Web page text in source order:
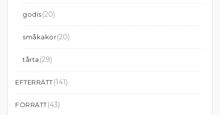
godis(20)
småkakor(20)
tårta (29)
EFTERRÄTT(141)
FÖRRÄTT(43)